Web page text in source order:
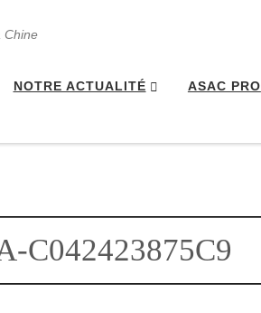
Chine
NOTRE ACTUALITÉ ASAC PRO
C042423875C9